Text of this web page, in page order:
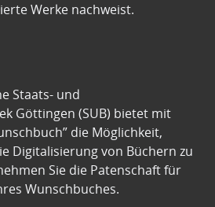
Werke nachweist.
Staats- und
Göttingen (SUB) bietet mit
die Möglichkeit,
Digitalisierung von Büchern zu
Sie die Patenschaft für
Wunschbuches.